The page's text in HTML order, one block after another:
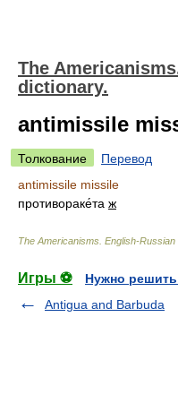
The
dictionary.
antimissile
Толкование
Перевод
antimissile missile
противораке́та ж
The Americanisms. English-Russian
Игры ⚽
Нужно
Antigua and Barbuda